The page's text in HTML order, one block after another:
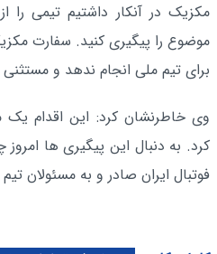
مکزیک در آنکار داشتیم تیمی را
موضوع را پیگیری کنید. سفارت
برای تیم ملی انجام ندهد و مستثنی
وی خاطرنشان کرد: این اقدام
کرد. به دنبال این پیگیری ها
فوتبال ایران صادر و به مسئولان